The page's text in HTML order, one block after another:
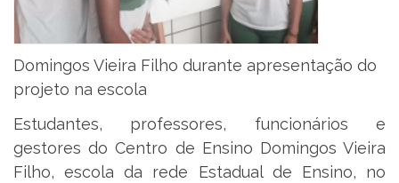
Domingos Vieira Filho durante apresentação do
projeto na escola
Estudantes, professores, funcionários e
gestores do Centro de Ensino Domingos Vieira
Filho, escola da rede Estadual de Ensino, no